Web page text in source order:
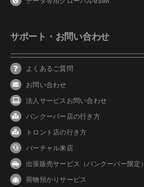
サポート・お問い合わせ
よくあるご質問
お問い合わせ
法人サービスお問い合わせ
バンクーバー 店の行き方
トロント店の行き方
バーチャル来店
出張販売サービス（バンクーバー限定）
荷物預かりサービス